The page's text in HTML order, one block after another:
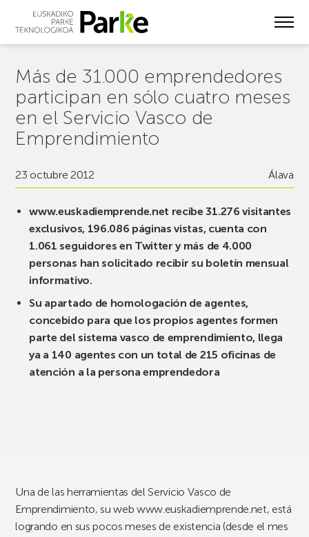
Más de 31.000 emprendedores
participan en sólo cuatro meses
en el Servicio Vasco de
Emprendimiento
23 octubre 2012 Álava
www.euskadiemprende.net recibe 31.276 visitantes
exclusivos, 196.086 páginas vistas, cuenta con
1.061 seguidores en Twitter y más de 4.000
personas han solicitado recibir su boletín mensual
informativo.
Su apartado de homologación de agentes,
concebido para que los propios agentes formen
parte del sistema vasco de emprendimiento, llega
ya a 140 agentes con un total de 215 oficinas de
atención a la persona emprendedora
Una de las herramientas del Servicio Vasco de
Emprendimiento, su web www.euskadiemprende.net, está
logrando en sus pocos meses de existencia (desde el mes